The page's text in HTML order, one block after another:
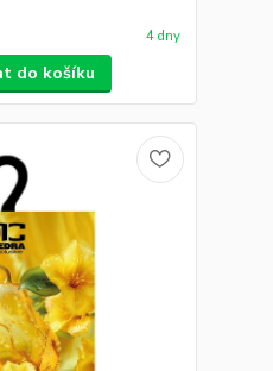
4 dny
do košíku